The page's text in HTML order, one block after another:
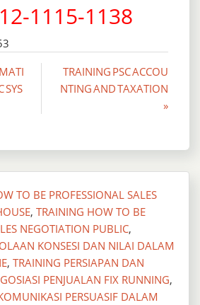
1115-1138
SYS
TRAINING PSC ACCOU
NTING AND TAXATION
»
TO BE PROFESSIONAL SALES
, TRAINING HOW TO BE
NEGOTIATION PUBLIC,
KONSESI DAN NILAI DALAM
, TRAINING PERSIAPAN DAN
PENJUALAN FIX RUNNING,
PERSUASIF DALAM